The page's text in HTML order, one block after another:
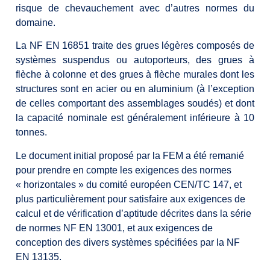
risque de chevauchement avec d’autres normes du
domaine.
La NF EN 16851 traite des grues légères composés de
systèmes suspendus ou autoporteurs, des grues à
flèche à colonne et des grues à flèche murales dont les
structures sont en acier ou en aluminium (à l’exception
de celles comportant des assemblages soudés) et dont
la capacité nominale est généralement inférieure à 10
tonnes.
Le document initial proposé par la FEM a été remanié
pour prendre en compte les exigences des normes
« horizontales » du comité européen CEN/TC 147, et
plus particulièrement pour satisfaire aux exigences de
calcul et de vérification d’aptitude décrites dans la série
de normes NF EN 13001, et aux exigences de
conception des divers systèmes spécifiées par la NF
EN 13135.